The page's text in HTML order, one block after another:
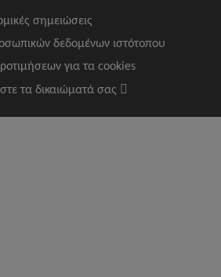
σημειώσεις
δεδομένων ιστότοπου
για τα cookies
τα δικαιώματά σας